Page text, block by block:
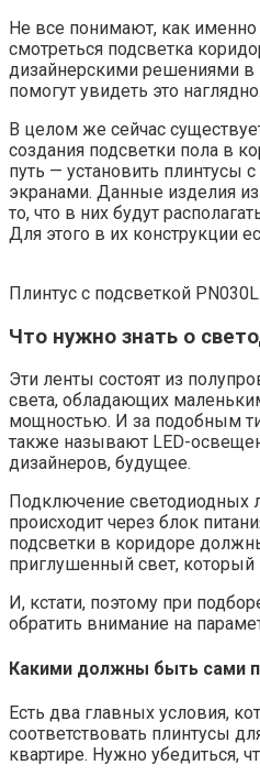
Не все понимают, как
смотреться подсветка
дизайнерскими решениями в
помогут увидеть это наглядно.
В целом же сейчас
создания подсветки пола в
путь — установить плинтусы
экранами. Данные изделия
то, что в них будут
Для этого в их конструкции
Плинтус с подсветкой
Что нужно знать о
Эти ленты состоят из
света, обладающих
мощностью. И за подобным
также называют LED-
дизайнеров, будущее.
Подключение светодиодных
происходит через блок
подсветки в коридоре
приглушенный свет, который
И, кстати, поэтому при
обратить внимание на
Какими должны быть сами
Есть два главных условия,
соответствовать плинтусы
квартире. Нужно убедиться,